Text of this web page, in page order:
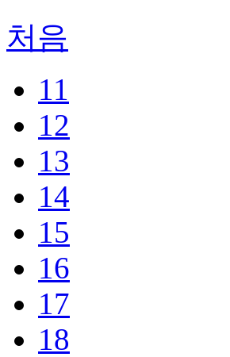
처음
11
12
13
14
15
16
17
18